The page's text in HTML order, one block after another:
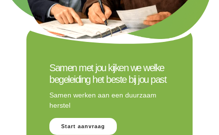
Samen met jou kijken we welke
begeleiding het beste bij jou past
Samen werken aan een duurzaam
herstel
Start aanvraag